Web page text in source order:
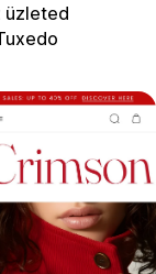
üzleted